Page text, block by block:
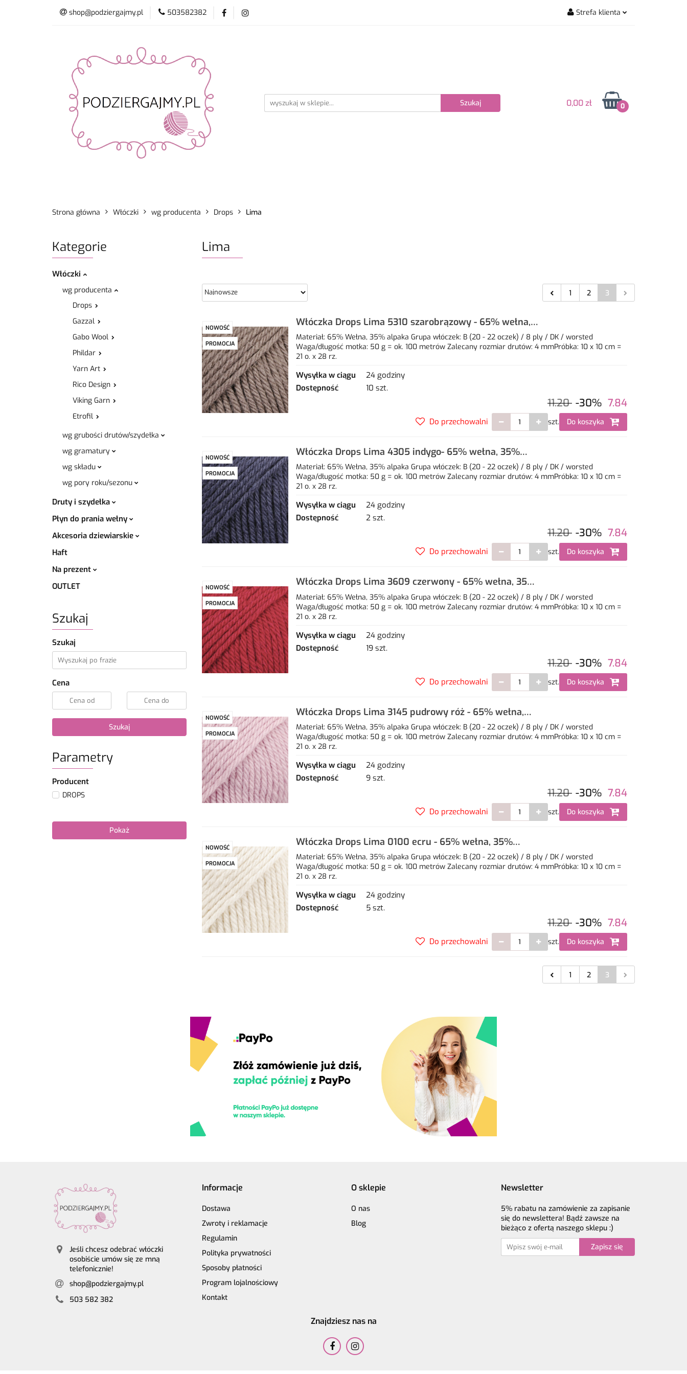
shop@podziergajmy.pl 503582382 Strefa klienta
0,00 zł 0
Włóczki Druty i szydełka
Promocje
Strona główna Włóczki wg producenta Drops Lima
Kategorie
Włóczki
wg producenta
Drops
Gazzal
Gabo Wool
Phildar
Yarn Art
Rico Design
Viking Garn
Etrofil
wg grubości drutów/szydełka
wg gramatury
wg składu
wg pory roku/sezonu
Druty i szydełka
Płyn do prania wełny
Akcesoria dziewiarskie
Haft
Na prezent
OUTLET
Szukaj
Szukaj
Cena
Szukaj
Parametry
Producent
DROPS
Pokaż
Lima
1 2 3
NOWOŚĆ
PROMOCJA
Włóczka Drops Lima 5310 szarobrązowy - 65% wełna,
35% alpaka
Materiał: 65% Wełna, 35% alpaka Grupa włóczek: B (20 - 22 oczek) / 8 ply / DK / worsted
Waga/długość motka: 50 g = ok. 100 metrów Zalecany rozmiar drutów: 4 mmPróbka: 10 x 10 cm =
21 o. x 28 rz.
Wysyłka w ciągu
24 godziny
Dostępność
10 szt.
11.20 -30% 7.84
szt. Do koszyka
Do przechowalni
NOWOŚĆ
PROMOCJA
Włóczka Drops Lima 4305 indygo- 65% wełna, 35%
alpaka
Materiał: 65% Wełna, 35% alpaka Grupa włóczek: B (20 - 22 oczek) / 8 ply / DK / worsted
Waga/długość motka: 50 g = ok. 100 metrów Zalecany rozmiar drutów: 4 mmPróbka: 10 x 10 cm =
21 o. x 28 rz.
Wysyłka w ciągu
24 godziny
Dostępność
2 szt.
11.20 -30% 7.84
szt. Do koszyka
Do przechowalni
NOWOŚĆ
PROMOCJA
Włóczka Drops Lima 3609 czerwony - 65% wełna, 35%
alpaka
Materiał: 65% Wełna, 35% alpaka Grupa włóczek: B (20 - 22 oczek) / 8 ply / DK / worsted
Waga/długość motka: 50 g = ok. 100 metrów Zalecany rozmiar drutów: 4 mmPróbka: 10 x 10 cm =
21 o. x 28 rz.
Wysyłka w ciągu
24 godziny
Dostępność
19 szt.
11.20 -30% 7.84
szt. Do koszyka
Do przechowalni
NOWOŚĆ
PROMOCJA
Włóczka Drops Lima 3145 pudrowy róż - 65% wełna,
35% alpaka
Materiał: 65% Wełna, 35% alpaka Grupa włóczek: B (20 - 22 oczek) / 8 ply / DK / worsted
Waga/długość motka: 50 g = ok. 100 metrów Zalecany rozmiar drutów: 4 mmPróbka: 10 x 10 cm =
21 o. x 28 rz.
Wysyłka w ciągu
24 godziny
Dostępność
9 szt.
11.20 -30% 7.84
szt. Do koszyka
Do przechowalni
NOWOŚĆ
PROMOCJA
Włóczka Drops Lima 0100 ecru - 65% wełna, 35%
alpaka
Materiał: 65% Wełna, 35% alpaka Grupa włóczek: B (20 - 22 oczek) / 8 ply / DK / worsted
Waga/długość motka: 50 g = ok. 100 metrów Zalecany rozmiar drutów: 4 mmPróbka: 10 x 10 cm =
21 o. x 28 rz.
Wysyłka w ciągu
24 godziny
Dostępność
5 szt.
11.20 -30% 7.84
szt. Do koszyka
Do przechowalni
1 2 3
Jeśli chcesz odebrać włóczki
osobiście umów się ze mną
telefonicznie!
shop@podziergajmy.pl
503 582 382
Informacje
Dostawa
Zwroty i reklamacje
Regulamin
Polityka prywatności
Sposoby płatności
Program lojalnościowy
Kontakt
O sklepie
O nas
Blog
Newsletter
5% rabatu na zamówienie za zapisanie
się do newslettera! Bądź zawsze na
bieżąco z ofertą naszego sklepu :)
Znajdziesz nas na